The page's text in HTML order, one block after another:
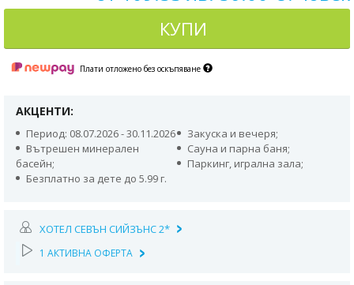
КУПИ
Плати отложено без оскъпяване
АКЦЕНТИ:
Период: 08.07.2026 - 30.11.2026
Закуска и вечеря;
Вътрешен минерален
басейн;
Сауна и парна баня;
Паркинг, игрална зала;
Безплатно за дете до 5.99 г.
ХОТЕЛ СЕВЪН СИЙЗЪНС 2*
1 АКТИВНА ОФЕРТА